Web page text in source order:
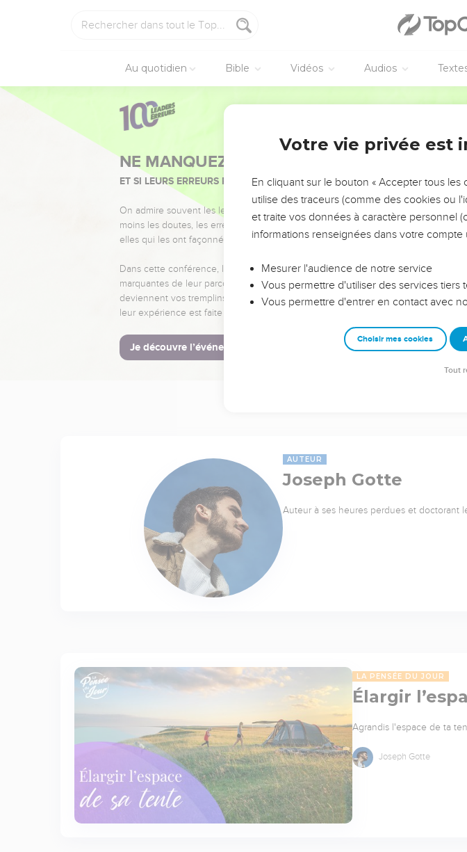
Au quotidien Bible Vidéos Audios
NE MANQUEZ PAS L’ÉVÉNEMENT DE
ET SI LEURS ERREURS POUVAIENT VOUS ÉVITER LES VOTRES ?
On admire souvent les leaders pour leurs réussites, leur impact, leur foi ou leur
moins les doutes, les erreurs et les saisons difficiles qu'ils ont traversés, alors
elles qui les ont façonnés.
Dans cette conférence, leaders, entrepreneurs, et responsables reviennent sur les
marquantes de leur parcours et les clés pour avancer avec plus de sagesse afin
deviennent vos tremplins. Que vous guidiez un ministère, une équipe, un
leur expérience est faite pour vous.
Je découvre l’événement
AUTEUR
Joseph Gotte
Auteur à ses heures perdues et doctorant
LA PENSÉE DU JOUR
Élargir
Agrandis l'espace de ta
Joseph Gotte
Votre vie privée est
En cliquant sur le bouton « Accepter tous
utilise des traceurs (comme des cookies ou
et traite vos données à caractère personnel
informations renseignées dans votre compte
Mesurer l'audience de notre service
Vous permettre d'utiliser des services
Vous permettre d'entrer en contact avec
Choisir mes cookies
Tout